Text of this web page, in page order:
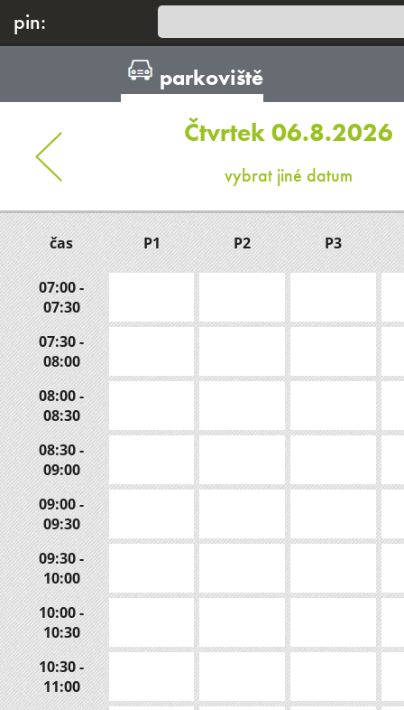
pin:
parkoviště
Čtvrtek 06.8.2026
vybrat jiné datum
čas P1 P2 P3
07:00 -
07:30
07:30 -
08:00
08:00 -
08:30
08:30 -
09:00
09:00 -
09:30
09:30 -
10:00
10:00 -
10:30
10:30 -
11:00